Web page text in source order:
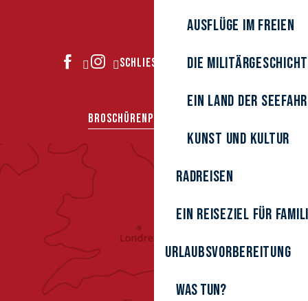
Ausflüge im Freien
Die
Ein Land der
Kunst und Kultur
Radreisen
Ein Reiseziel für
Urlaubsvorbereitung
Was tun?
SCHLIESSEN SIE SICH UNS AN
BROSCHÜRENPRESSEBEREICH